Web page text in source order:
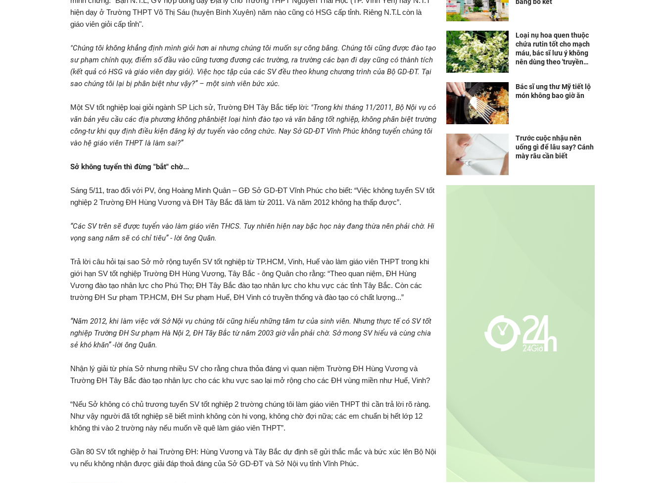
hiện dạy ở Trường THPT Võ Thị Sáu (huyện Bình Xuyên) năm nào cũng có HSG cấp tỉnh. Riêng N.T.L còn là
giáo viên giỏi cấp tỉnh".
"Chúng tôi không khẳng định mình giỏi hơn ai nhưng chúng tôi muốn sự công bằng. Chúng tôi cũng được đào tạo
sư phạm chính quy, điểm số đầu vào cũng tương đương các trường, ra trường các bạn đi dạy cũng có thành tích
(kết quả có HSG và giáo viên dạy giỏi). Việc học tập của các SV đều theo khung chương trình của Bộ GD-ĐT. Tại
sao chúng tôi lại bị phân biệt như vậy?” – một sinh viên bức xúc.
Một SV tốt nghiệp loại giỏi ngành SP Lịch sử, Trường ĐH Tây Bắc tiếp lời: "Trong khi tháng 11/2011, Bộ Nội vụ có
văn bản yêu cầu các địa phương không phânbiệt loại hình đào tạo và văn bằng tốt nghiệp, không phân biệt trường
công-tư khi quy định điều kiện đăng ký dự tuyển vào công chức. Nay Sở GD-ĐT Vĩnh Phúc không tuyển chúng tôi
vào hệ giáo viên THPT là làm sai?”
Sở không tuyển thì đừng "bắt" chờ...
Sáng 5/11, trao đổi với PV, ông Hoàng Minh Quân – GĐ Sở GD-ĐT Vĩnh Phúc cho biết: “Việc không tuyển SV tốt
nghiệp 2 Trường ĐH Hùng Vương và ĐH Tây Bắc đã làm từ 2011. Và năm 2012 không hạ thấp được”.
“Các SV trên sẽ được tuyển vào làm giáo viên THCS. Tuy nhiên hiện nay bậc học này đang thừa nên phải chờ. Hi
vọng sang năm sẽ có chỉ tiêu” - lời ông Quân.
Trả lời câu hỏi tại sao Sở mở rộng tuyển SV tốt nghiệp từ TP.HCM, Vinh, Huế vào làm giáo viên THPT trong khi
giới hạn SV tốt nghiệp Trường ĐH Hùng Vương, Tây Bắc - ông Quân cho rằng: “Theo quan niệm, ĐH Hùng
Vương đào tạo nhân lực cho Phú Thọ; ĐH Tây Bắc đào tạo nhân lực cho khu vực các tỉnh Tây Bắc. Còn các
trường ĐH Sư phạm TP.HCM, ĐH Sư phạm Huế, ĐH Vinh có truyền thống và đào tạo có chất lượng...”
“Năm 2012, khi làm việc với Sở Nội vụ chúng tôi cũng hiểu những tâm tư của sinh viên. Nhưng thực tế có SV tốt
nghiệp Trường ĐH Sư phạm Hà Nội 2, ĐH Tây Bắc từ năm 2003 giờ vẫn phải chờ. Sở mong SV hiểu và cùng chia
sẻ khó khăn” -lời ông Quân.
Nhận lý giải từ phía Sở nhưng nhiều SV cho rằng chưa thỏa đáng vì quan niệm Trường ĐH Hùng Vương và
Trường ĐH Tây Bắc đào tạo nhân lực cho các khu vực sao lại mở rộng cho các ĐH vùng miền như Huế, Vinh?
“Nếu Sở không có chủ trương tuyển SV tốt nghiệp 2 trường chúng tôi làm giáo viên THPT thì cần trả lời rõ ràng.
Như vậy người đã tốt nghiệp sẽ biết mình không còn hi vọng, không chờ đợi nữa; các em chuẩn bị hết lớp 12
không thi vào 2 trường này nếu muốn về quê làm giáo viên THPT”.
Gần 80 SV tốt nghiệp ở hai Trường ĐH: Hùng Vương và Tây Bắc dự định sẽ gửi thắc mắc và bức xúc lên Bộ Nội
vụ nếu không nhận được giải đáp thoả đáng của Sở GD-ĐT và Sở Nội vụ tỉnh Vĩnh Phúc.
Loại nụ hoa quen thuộc
chứa rutin tốt cho mạch
máu, bác sĩ lưu ý không
nên dùng theo 'truyền
Bác sĩ ung thư Mỹ tiết lộ
món không bao giờ ăn
Trước cuộc nhậu nên
uống gì để lâu say? Cánh
mày râu cần biết